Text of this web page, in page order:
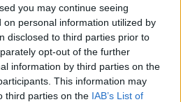
you may continue seeing
on personal information utilized by
disclosed to third parties prior to
opt-out of the further
information by third parties on the
This information may
third parties on the IAB’s List of
nostre ultime news
News